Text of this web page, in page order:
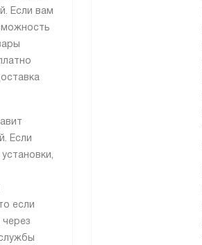
Если вам
Если
если